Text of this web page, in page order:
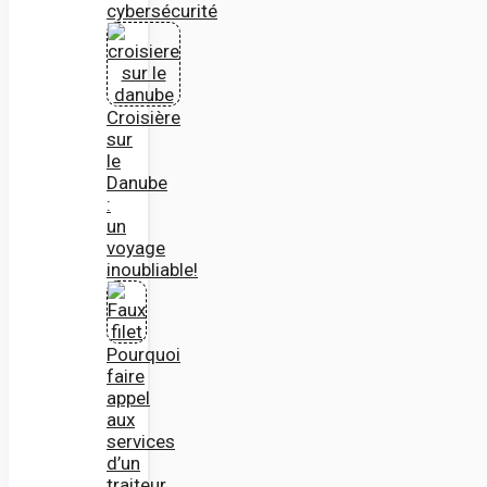
cybersécurité
Croisière
sur
le
Danube
:
un
voyage
inoubliable!
Pourquoi
faire
appel
aux
services
d’un